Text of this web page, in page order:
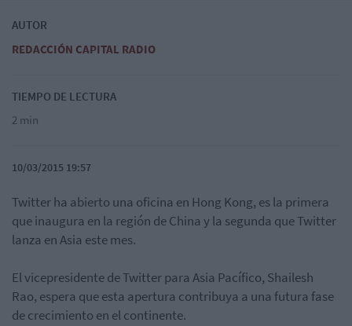
AUTOR
REDACCIÓN CAPITAL RADIO
TIEMPO DE LECTURA
2 min
10/03/2015 19:57
Twitter ha abierto una oficina en Hong Kong, es la primera
que inaugura en la región de China y la segunda que Twitter
lanza en Asia este mes.
El vicepresidente de Twitter para Asia Pacífico, Shailesh
Rao, espera que esta apertura contribuya a una futura fase
de crecimiento en el continente.